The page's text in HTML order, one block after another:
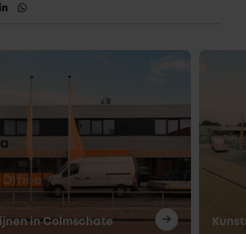
in Colmschate